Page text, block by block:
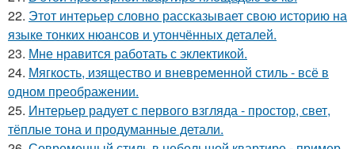
22. Этот интерьер словно рассказывает свою историю на
языке тонких нюансов и утончённых деталей.
23. Мне нравится работать с эклектикой.
24. Мягкость, изящество и вневременной стиль - всё в
одном преображении.
25. Интерьер радует с первого взгляда - простор, свет,
тёплые тона и продуманные детали.